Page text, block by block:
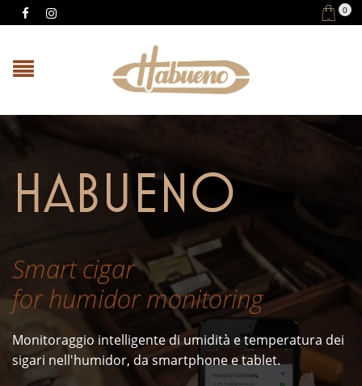
0
HABUENO
Smart cigar
for humidor monitoring
Monitoraggio intelligente di umidità e temperatura dei
sigari nell'humidor, da smartphone e tablet.